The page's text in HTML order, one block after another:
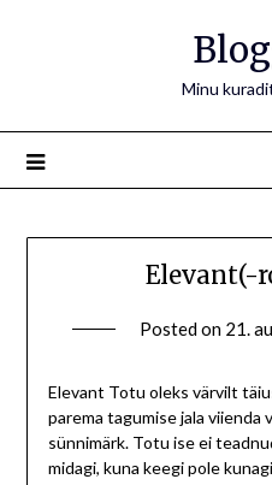
Minu
Elevant(-
Posted on 21.
Elevant Totu oleks värvilt
parema tagumise jala viienda
sünnimärk. Totu ise ei
midagi, kuna keegi pole